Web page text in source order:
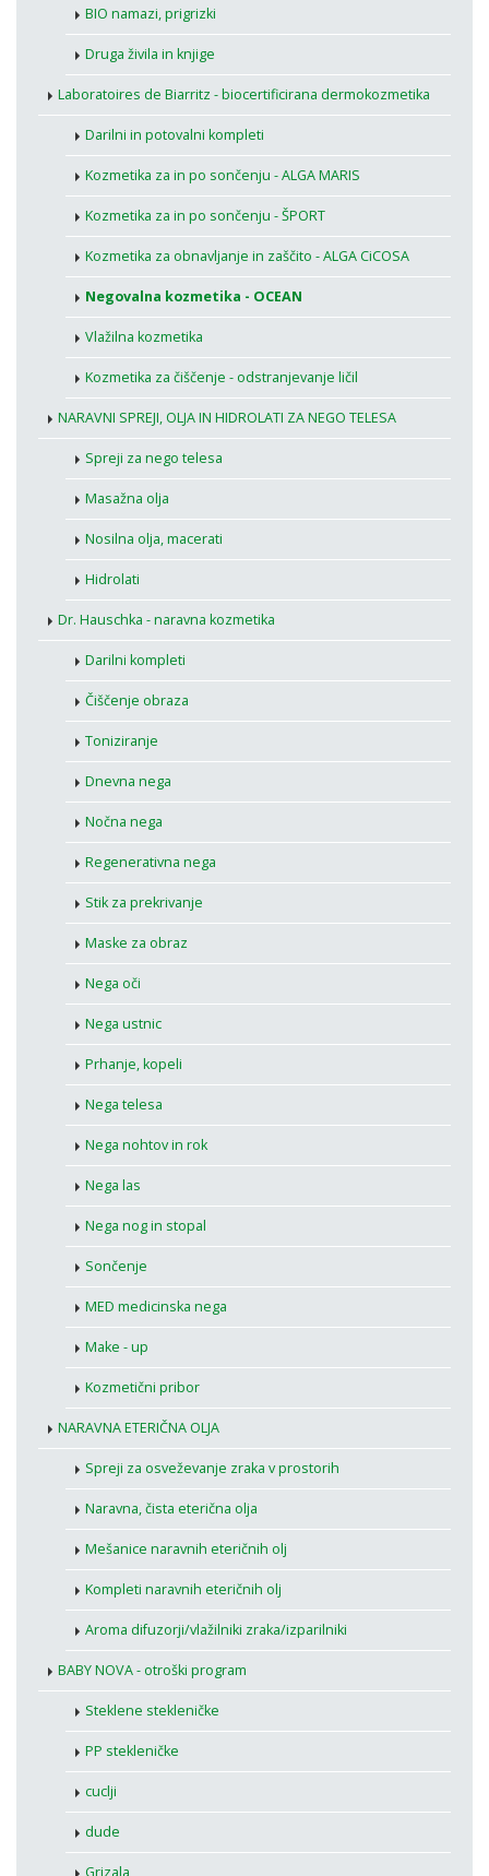
BIO namazi, prigrizki
Druga živila in knjige
Laboratoires de Biarritz - biocertificirana dermokozmetika
Darilni in potovalni kompleti
Kozmetika za in po sončenju - ALGA MARIS
Kozmetika za in po sončenju - ŠPORT
Kozmetika za obnavljanje in zaščito - ALGA CiCOSA
Negovalna kozmetika - OCEAN
Vlažilna kozmetika
Kozmetika za čiščenje - odstranjevanje ličil
NARAVNI SPREJI, OLJA IN HIDROLATI ZA NEGO TELESA
Spreji za nego telesa
Masažna olja
Nosilna olja, macerati
Hidrolati
Dr. Hauschka - naravna kozmetika
Darilni kompleti
Čiščenje obraza
Toniziranje
Dnevna nega
Nočna nega
Regenerativna nega
Stik za prekrivanje
Maske za obraz
Nega oči
Nega ustnic
Prhanje, kopeli
Nega telesa
Nega nohtov in rok
Nega las
Nega nog in stopal
Sončenje
MED medicinska nega
Make - up
Kozmetični pribor
NARAVNA ETERIČNA OLJA
Spreji za osveževanje zraka v prostorih
Naravna, čista eterična olja
Mešanice naravnih eteričnih olj
Kompleti naravnih eteričnih olj
Aroma difuzorji/vlažilniki zraka/izparilniki
BABY NOVA - otroški program
Steklene stekleničke
PP stekleničke
cuclji
dude
Grizala